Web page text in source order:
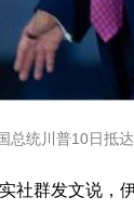
总统川普10日抵
社群发文说，